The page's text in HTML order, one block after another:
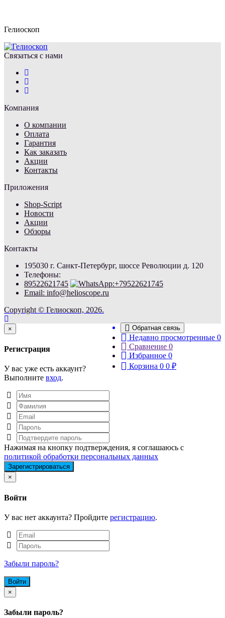
Гелиоскоп
Связаться с нами
Компания
О компании
Оплата
Гарантия
Как заказать
Акции
Контакты
Приложения
Shop-Script
Новости
Акции
Обзоры
Контакты
195030 г. Санкт-Петербург, шоссе Революции д. 120
Телефоны:
89522621745
Email: info@helioscope.ru
Copyright © Гелиоскоп, 2026.
Обратная связь
Недавно просмотренные 0
Сравнение 0
Избранное 0
Корзина 0 0 ₽
×
Регистрация
У вас уже есть аккаунт?
Выполните вход.
Нажимая на кнопку подтверждения, я соглашаюсь с
политикой обработки персональных данных
×
Войти
У вас нет аккаунта? Пройдите регистрацию.
Забыли пароль?
×
Забыли пароль?